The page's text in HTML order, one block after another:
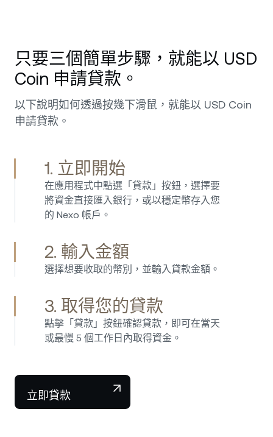
Nexo 都提供極佳的服務與即時支援。 我只能進
一步推薦，特別值得一提的是它頂尖的軍規級安
全性，以及 Nexo 背後的託管機構，讓我把投資
交給他們管理時格外放心。 請繼續保持這樣的
好表現！
我自 2017 年開始投資 Nexo，從那時起使用平
台從未遇過任何問題。 貸款流程簡單、迅速又
並賺取被動收入。 我非常推薦 Nexo，這個平台
易於操作、可靠，以透明且創新的商業模型在同
隔開來的優質公司。
常深刻。 這個平台易於操作，就算是新手也能
輕鬆使用。 貸款與收息利率都相當有競爭力，
我也很欣賞其費用與條款的透明度。 此外，其
只要三個簡單步驟，就能以 USD
Coin 申請貸款。
以下說明如何透過按幾下滑鼠，就能以 USD Coin
申請貸款。
1. 立即開始
在應用程式中點選「貸款」按鈕，選擇要
將資金直接匯入銀行，或以穩定幣存入您
的 Nexo 帳戶。
2. 輸入金額
選擇想要收取的幣別，並輸入貸款金額。
3. 取得您的貸款
點擊「貸款」按鈕確認貸款，即可在當天
或最慢 5 個工作日內取得資金。
立即貸款